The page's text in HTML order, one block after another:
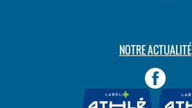
NOTRE ACTUALITÉ